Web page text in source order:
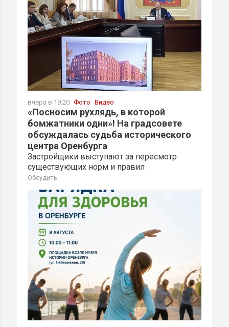
вчера в 19:20 Фото Видео
«Посносим рухлядь, в которой
бомжатники одни»! На градсовете
обсуждалась судьба исторического
центра Оренбурга
Застройщики выступают за пересмотр
существующих норм и правил
Обсудить